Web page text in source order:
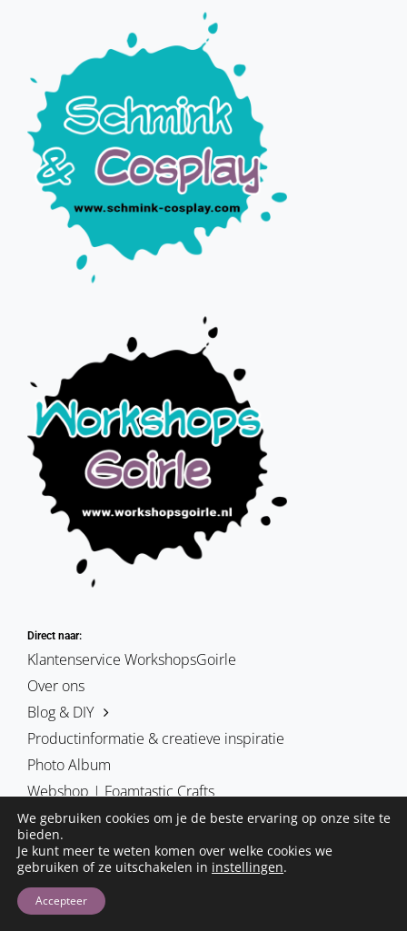
Direct naar:
Klantenservice WorkshopsGoirle
Over ons
Blog & DIY
Productinformatie & creatieve inspiratie
Photo Album
Webshop | Foamtastic Crafts
De blog foamtasticcrafts | schmink & cosplay | workshopsgoirle.
Deze site is is eigendom van Hobby-Art vof
We gebruiken cookies om je de beste ervaring op onze site te
bieden.
Je kunt meer te weten komen over welke cookies we
gebruiken of ze uitschakelen in instellingen.
Accepteer